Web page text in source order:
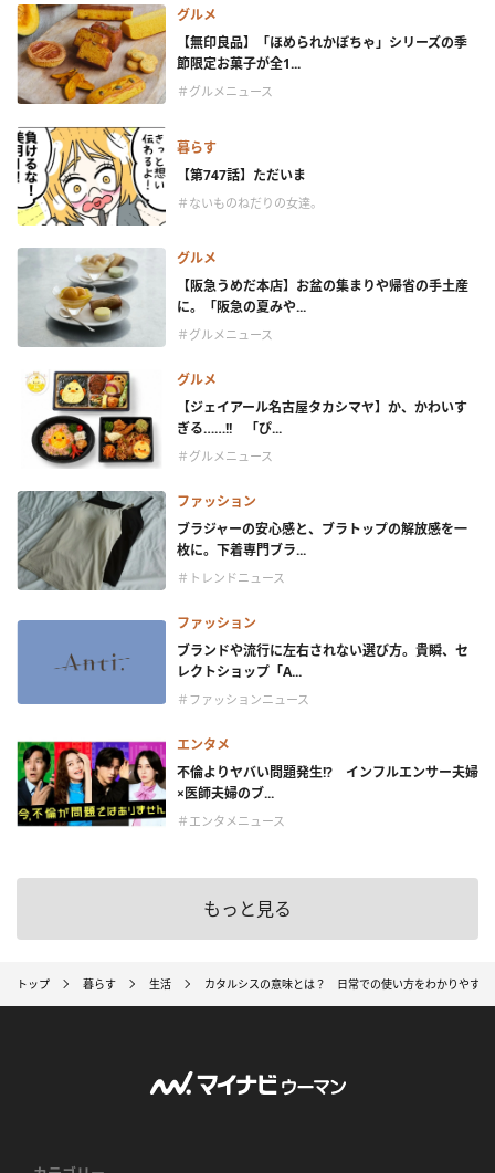
グルメ
【無印良品】「ほめられかぼちゃ」シリーズの季
節限定お菓子が全1...
＃グルメニュース
暮らす
【第747話】ただいま
＃ないものねだりの女達。
グルメ
【阪急うめだ本店】お盆の集まりや帰省の手土産
に。「阪急の夏みや...
＃グルメニュース
グルメ
【ジェイアール名古屋タカシマヤ】か、かわいす
ぎる……!! 「ぴ...
＃グルメニュース
ファッション
ブラジャーの安心感と、ブラトップの解放感を一
枚に。下着専門ブラ...
＃トレンドニュース
ファッション
ブランドや流行に左右されない選び方。貴瞬、セ
レクトショップ「A...
＃ファッションニュース
エンタメ
不倫よりヤバい問題発生!? インフルエンサー夫婦
×医師夫婦のブ...
＃エンタメニュース
もっと見る
トップ 暮らす 生活 カタルシスの意味とは？ 日常での使い方をわかりやすく